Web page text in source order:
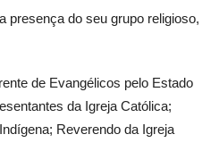
presença do seu grupo religioso,
de Evangélicos pelo Estado
da Igreja Católica;
Reverendo da Igreja